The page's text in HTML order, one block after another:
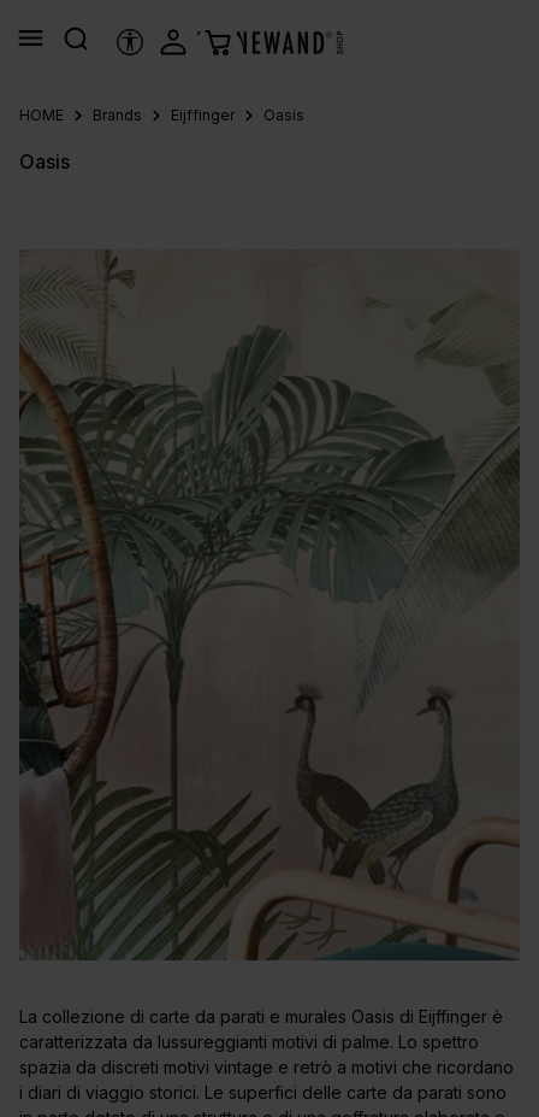
principale
STRUMENTI DI ACCESSIBILITÀ
HOME Brands Eijffinger Oasis
Oasis
La collezione di carte da parati e murales Oasis di Eijffinger è
caratterizzata da lussureggianti motivi di palme. Lo spettro
spazia da discreti motivi vintage e retrò a motivi che ricordano
i diari di viaggio storici. Le superfici delle carte da parati sono